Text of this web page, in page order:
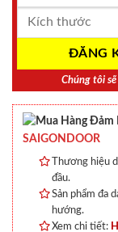
Chúng tôi
SAIGONDOOR
Thương hiệu
đầu.
Sản phẩm đa
hướng.
Xem chi tiết: